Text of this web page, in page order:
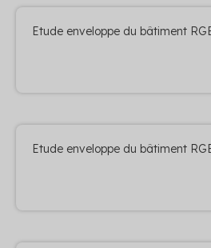
Etude enveloppe du bâtiment
Etude enveloppe du bâtiment